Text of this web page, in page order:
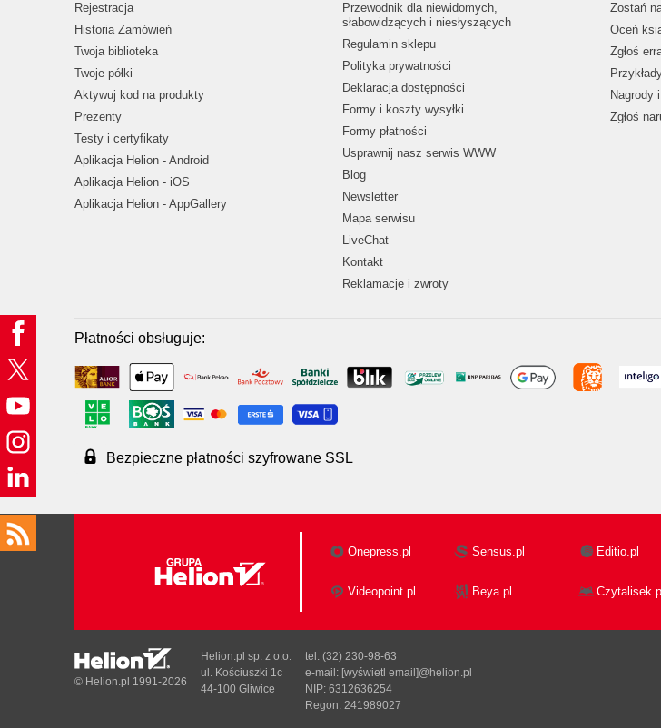
Rejestracja
Historia Zamówień
Twoja biblioteka
Twoje półki
Aktywuj kod na produkty
Prezenty
Testy i certyfikaty
Aplikacja Helion - Android
Aplikacja Helion - iOS
Aplikacja Helion - AppGallery
Przewodnik dla niewidomych,
słabowidzących i niesłyszących
Regulamin sklepu
Polityka prywatności
Deklaracja dostępności
Formy i koszty wysyłki
Formy płatności
Usprawnij nasz serwis WWW
Blog
Newsletter
Mapa serwisu
LiveChat
Kontakt
Reklamacje i zwroty
Zostań
Oceń
Zgłoś
Nagrody
Zgłoś
Płatności obsługuje:
Bezpieczne płatności szyfrowane SSL
Onepress.pl Sensus.pl Editio.pl
Videopoint.pl Beya.pl Czytalisek.pl
© Helion.pl 1991-2026
Helion.pl sp. z o.o.
ul. Kościuszki 1c
44-100 Gliwice
tel. (32) 230-98-63
e-mail: [wyświetl email]@helion.pl
NIP: 6312636254
Regon: 241989027